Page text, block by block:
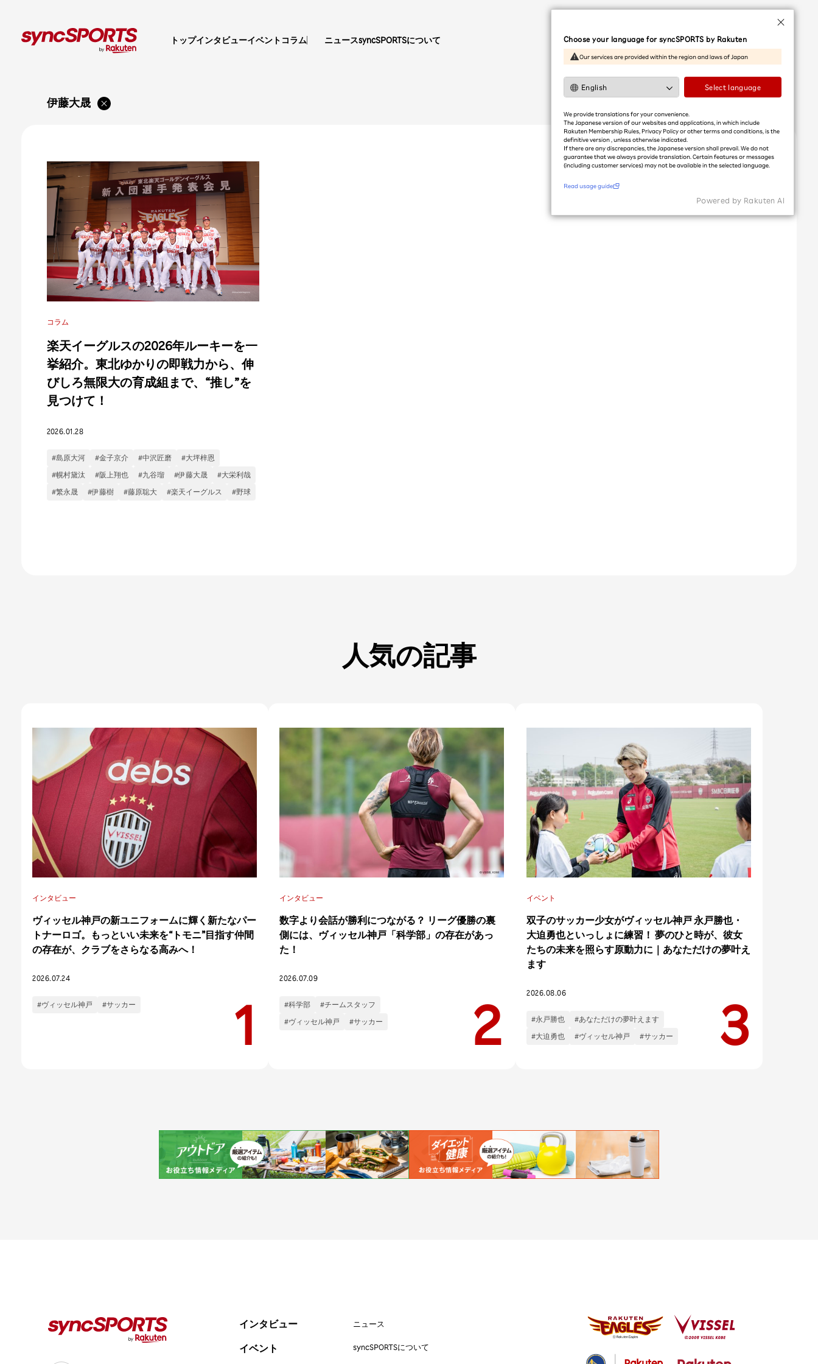
トップインタビューイベント コラム ニュースsyncSPORTSについて 日本語
English
한국어
伊藤大晟
コラム
楽天イーグルスの2026年ルーキーを一
挙紹介。東北ゆかりの即戦力から、伸
びしろ無限大の育成組まで、“推し”を
見つけて！
2026.01.28
#島原大河 #金子京介 #中沢匠磨
#大坪梓恩
#幌村黛汰
#阪上翔也 #九谷瑠 #伊藤大晟
#大栄利哉
#繁永晟
#伊藤樹 #藤原聡大 #楽天イーグルス #野球
人気の記事
インタビュー
ヴィッセル神戸の新ユニフォームに輝く新たなパー
トナーロゴ。もっといい未来を“トモニ”目指す仲間
の存在が、クラブをさらなる高みへ！
2026.07.24
#ヴィッセル神戸 #サッカー
インタビュー
数字より会話が勝利につながる？ リーグ優勝の裏
側には、ヴィッセル神戸「科学部」の存在があっ
た！
2026.07.09
#科学部
#チームスタッフ
#ヴィッセル神戸
#サッカー
イベント
双子のサッカー少女がヴィッセル神戸 永戸勝也・
大迫勇也といっしょに練習！ 夢のひと時が、彼女
たちの未来を照らす原動力に｜あなただけの夢叶え
ます
2026.08.06
#永戸勝也
#あなただけの夢叶えます
#大迫勇也
#ヴィッセル神戸 #サッカー
Choose your language for syncSPORTS by Rakuten
Our services are provided within the region and laws of Japan
Select language
We provide translations for your convenience.
The Japanese version of our websites and applications, in which include
Rakuten Membership Rules, Privacy Policy or other terms and conditions, is the
definitive version , unless otherwise indicated.
If there are any discrepancies, the Japanese version shall prevail. We do not
guarantee that we always provide translation. Certain features or messages
(including customer services) may not be available in the selected language.​
Read usage guide
Powered by Rakuten Al
利用ガイドを読む
#アスリートのセカンドキャリア
インタビュー
イベント
ニュース
syncSPORTSについて